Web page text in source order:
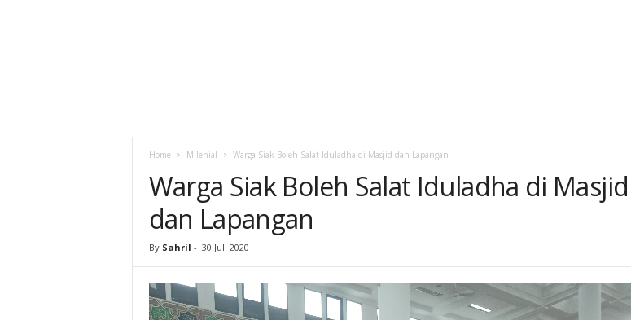
Home Milenial Warga Siak Boleh Salat Iduladha di Masjid dan Lapangan
Warga Siak Boleh Salat Iduladha di Masjid
dan Lapangan
By Sahril - 30 Juli 2020